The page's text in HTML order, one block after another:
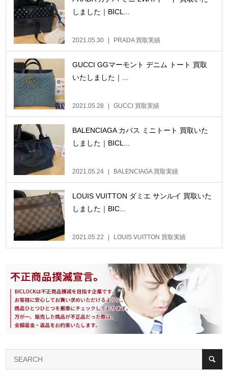
しました｜BICL...
2021.05.30 PRADA 買取実績
GUCCI GGマーモント デニム トート 買取
いたしました｜...
2021.05.28 GUCCI 買取実績
BALENCIAGA カバス ミニトート 買取いた
しました｜BICL...
2021.05.24 BALENCIAGA 買取実績
LOUIS VUITTON ダミエ サンルイ 買取いた
しました｜BIC...
2021.05.22 LOUIS VUITTON 買取実績